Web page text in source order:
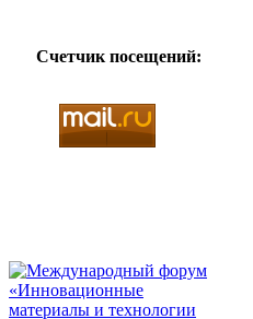
Счетчик посещений: